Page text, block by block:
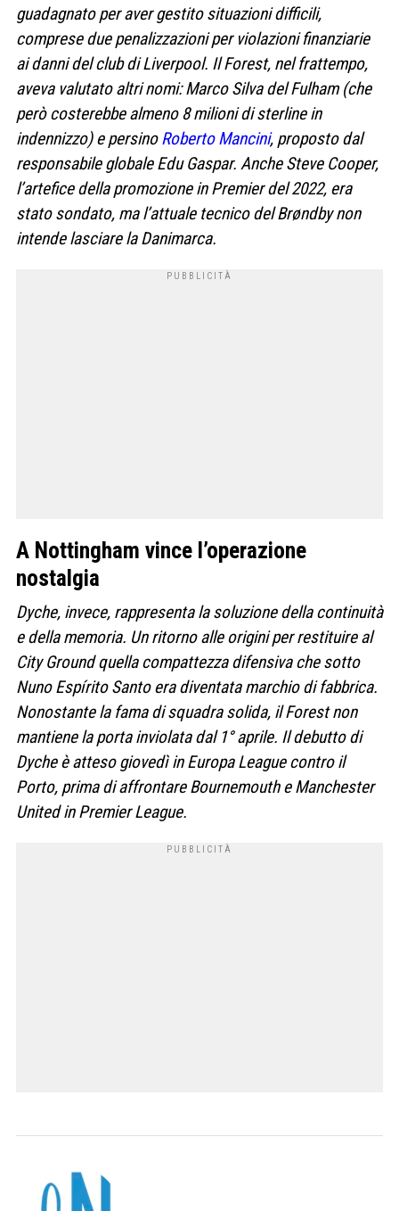
guadagnato per aver gestito situazioni difficili,
comprese due penalizzazioni per violazioni finanziarie
ai danni del club di Liverpool. Il Forest, nel frattempo,
aveva valutato altri nomi: Marco Silva del Fulham (che
però costerebbe almeno 8 milioni di sterline in
indennizzo) e persinoRoberto Mancini, proposto dal
responsabile globale Edu Gaspar. Anche Steve Cooper,
l’artefice della promozione in Premier del 2022, era
stato sondato, ma l’attuale tecnico del Brøndby non
intende lasciare la Danimarca.
A Nottingham vince l’operazione
nostalgia
Dyche, invece, rappresenta la soluzione della continuità
e della memoria. Un ritorno alle origini per restituire al
City Ground quella compattezza difensiva che sotto
Nuno Espírito Santo era diventata marchio di fabbrica.
Nonostante la fama di squadra solida, il Forest non
mantiene la porta inviolata dal 1° aprile. Il debutto di
Dyche è atteso giovedì in Europa League contro il
Porto, prima di affrontare Bournemouth e Manchester
United in Premier League.